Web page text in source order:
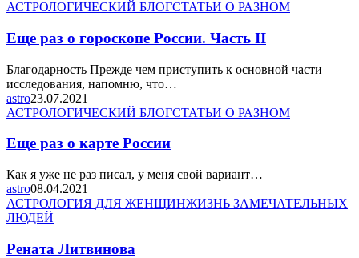
АСТРОЛОГИЧЕСКИЙ БЛОГСТАТЬИ О РАЗНОМ
Еще раз о гороскопе России. Часть II
Благодарность Прежде чем приступить к основной части
исследования, напомню, что…
astro23.07.2021
АСТРОЛОГИЧЕСКИЙ БЛОГСТАТЬИ О РАЗНОМ
Еще раз о карте России
Как я уже не раз писал, у меня свой вариант…
astro08.04.2021
АСТРОЛОГИЯ ДЛЯ ЖЕНЩИНЖИЗНЬ ЗАМЕЧАТЕЛЬНЫХ
ЛЮДЕЙ
Рената Литвинова